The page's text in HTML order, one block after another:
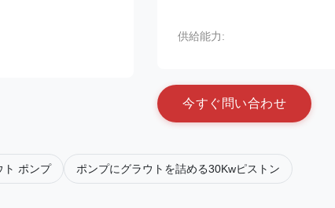
供給能力:
今す ぐ 問い合わせ
ト ポンプ ポンプにグラウトを詰める30Kwピストン